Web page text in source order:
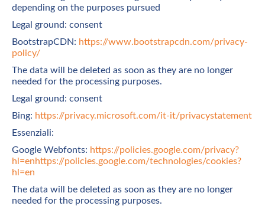
depending on the purposes pursued
Legal ground: consent
BootstrapCDN: https://www.bootstrapcdn.com/privacy-
policy/
The data will be deleted as soon as they are no longer
needed for the processing purposes.
Legal ground: consent
Bing: https://privacy.microsoft.com/it-it/privacystatement
Essenziali:
Google Webfonts: https://policies.google.com/privacy?
hl=enhttps://policies.google.com/technologies/cookies?
hl=en
The data will be deleted as soon as they are no longer
needed for the processing purposes.